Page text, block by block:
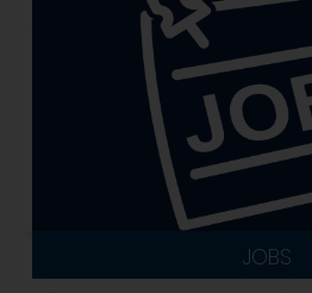
JOBS